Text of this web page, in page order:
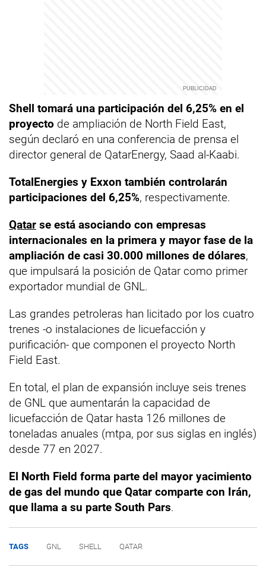
Shell tomará una participación del 6,25% en el
proyecto de ampliación de North Field East,
según declaró en una conferencia de prensa el
director general de QatarEnergy, Saad al-Kaabi.
TotalEnergies y Exxon también controlarán
participaciones del 6,25%, respectivamente.
Qatar se está asociando con empresas
internacionales en la primera y mayor fase de la
ampliación de casi 30.000 millones de dólares,
que impulsará la posición de Qatar como primer
exportador mundial de GNL.
Las grandes petroleras han licitado por los cuatro
trenes -o instalaciones de licuefacción y
purificación- que componen el proyecto North
Field East.
En total, el plan de expansión incluye seis trenes
de GNL que aumentarán la capacidad de
licuefacción de Qatar hasta 126 millones de
toneladas anuales (mtpa, por sus siglas en inglés)
desde 77 en 2027.
El North Field forma parte del mayor yacimiento
de gas del mundo que Qatar comparte con Irán,
que llama a su parte South Pars.
TAGS GNL SHELL QATAR